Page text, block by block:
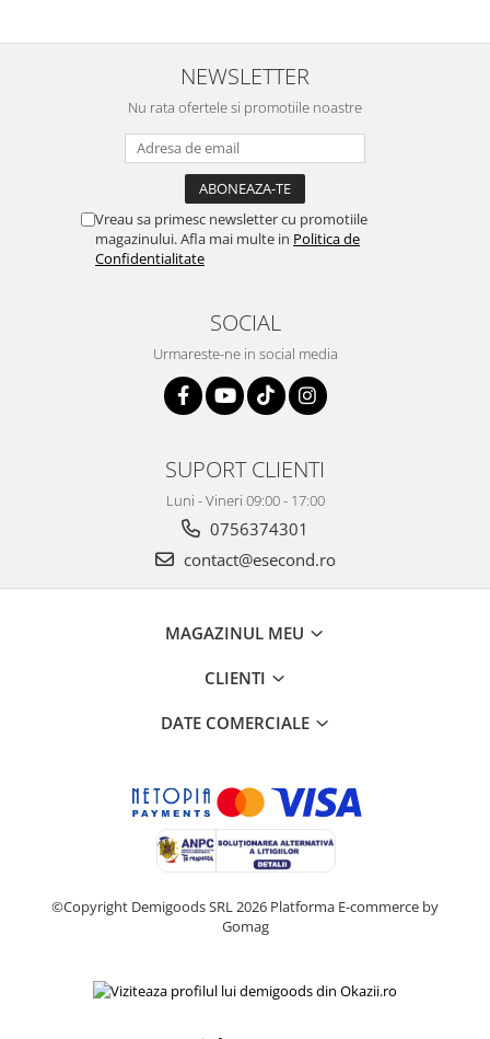
NEWSLETTER
Nu rata ofertele si promotiile noastre
Vreau sa primesc newsletter cu promotiile
magazinului. Afla mai multe in Politica de
Confidentialitate
SOCIAL
Urmareste-ne in social media
SUPORT CLIENTI
Luni - Vineri 09:00 - 17:00
0756374301
contact@esecond.ro
MAGAZINUL MEU
CLIENTI
DATE COMERCIALE
©Copyright Demigoods SRL 2026 Platforma E-commerce by
Gomag